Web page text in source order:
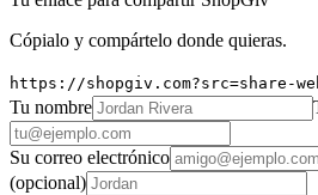
Cópialo y compártelo donde quieras.
https://shopgiv.com?src=share-
Tu nombre
Su correo electrónico
(opcional)